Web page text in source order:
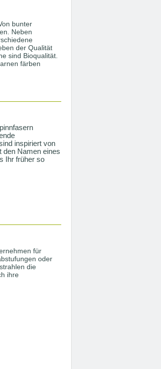
bunter
Neben
der Qualität
sind Bioqualität.
färben
inspiriert von
den Namen eines
Ihr früher so
für
oder
die
ihre